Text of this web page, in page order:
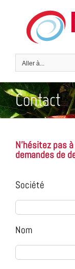
content
Aller à...
Contact
N'hésitez pas
demandes de
Société
Nom